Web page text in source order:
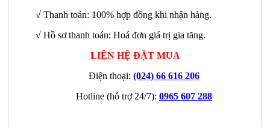
√ Thanh toán: 100% hợp đồng khi nhận hàng.
√ Hồ sơ thanh toán: Hoá đơn giá trị gia tăng.
LIÊN HỆ ĐẶT MUA
Điện thoại: (024) 66 616 206
Hotline (hỗ trợ 24/7): 0965 607 288